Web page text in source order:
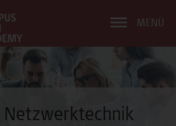
MENÜ
Netzwerktechnik